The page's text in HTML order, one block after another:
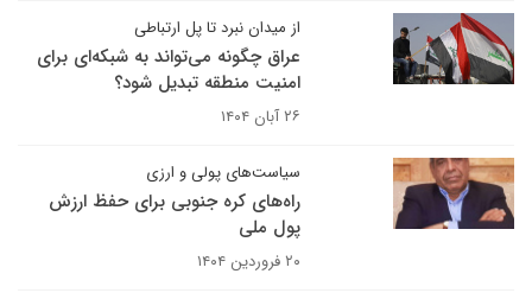
از میدان نبرد تا پل ارتباطی
عراق چگونه می‌تواند به شبکه‌ای برای
امنیت منطقه‌ تبدیل شود؟
۲۶ آبان ۱۴۰۴
سیاست‌های پولی و ارزی
راه‌های کره جنوبی برای حفظ ارزش
پول ملی
۲۰ فروردین ۱۴۰۴